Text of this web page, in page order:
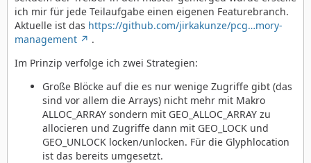
ich mir für jede Teilaufgabe einen eigenen Featurebranch.
Aktuelle ist das https://github.com/jirkakunze/pcg…mory-
management
.
Im Prinzip verfolge ich zwei Strategien:
Große Blöcke auf die es nur wenige Zugriffe gibt (das
sind vor allem die Arrays) nicht mehr mit Makro
ALLOC_ARRAY sondern mit GEO_ALLOC_ARRAY zu
allocieren und Zugriffe dann mit GEO_LOCK und
GEO_UNLOCK locken/unlocken. Für die Glyphlocation
ist das bereits umgesetzt.